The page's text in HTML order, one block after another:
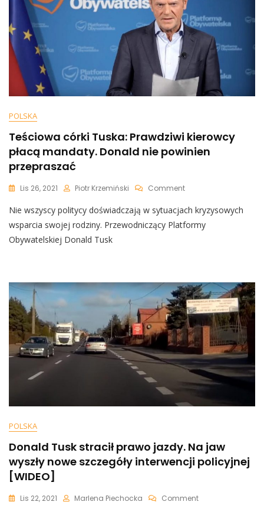
Opisuje
„Super
Express”
POLSKA
Teściowa córki Tuska: Prawdziwi kierowcy
płacą mandaty. Donald nie powinien
przepraszać
Lis 26, 2021 Piotr Krzemiński CommentOn
Córki
Tuska:
Prawdziwi
Nie
Powinien
Przepraszać
Nie wszyscy politycy doświadczają w sytuacjach kryzysowych
wsparcia swojej rodziny. Przewodniczący Platformy
Obywatelskiej Donald Tusk
POLSKA
Donald Tusk stracił prawo jazdy. Na jaw
wyszły nowe szczegóły interwencji policyjnej
[WIDEO]
Lis 22, 2021 Marlena Piechocka CommentOn